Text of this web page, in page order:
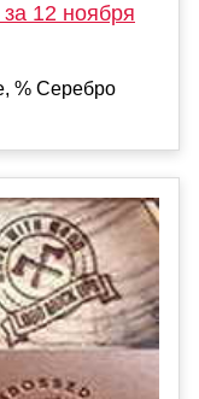
12 ноября
% Серебро